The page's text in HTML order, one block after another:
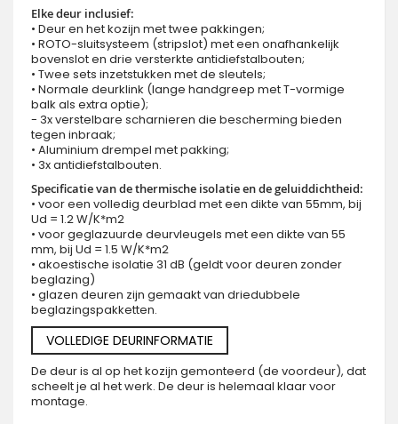
Elke deur inclusief:
• Deur en het kozijn met twee pakkingen;
• ROTO-sluitsysteem (stripslot) met een onafhankelijk
bovenslot en drie versterkte antidiefstalbouten;
• Twee sets inzetstukken met de sleutels;
• Normale deurklink (lange handgreep met T-vormige
balk als extra optie);
- 3x verstelbare scharnieren die bescherming bieden
tegen inbraak;
• Aluminium drempel met pakking;
• 3x antidiefstalbouten.
Specificatie van de thermische isolatie en de geluiddichtheid:
• voor een volledig deurblad met een dikte van 55mm, bij
Ud = 1.2 W/K*m2
• voor geglazuurde deurvleugels met een dikte van 55
mm, bij Ud = 1.5 W/K*m2
• akoestische isolatie 31 dB (geldt voor deuren zonder
beglazing)
• glazen deuren zijn gemaakt van driedubbele
beglazingspakketten.
VOLLEDIGE DEURINFORMATIE
De deur is al op het kozijn gemonteerd (de voordeur), dat
scheelt je al het werk. De deur is helemaal klaar voor
montage.